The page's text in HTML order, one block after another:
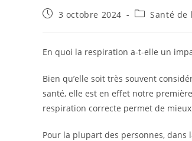
Publication
3 octobre 2024
PostSanté de
En quoi la respiration a-t-elle un
Bien qu’elle soit très souvent
santé, elle est en effet notre
respiration correcte permet de
Pour la plupart des personnes, dans